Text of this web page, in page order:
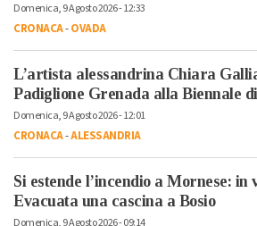
Domenica, 9 Agosto 2026 - 12:33
CRONACA-OVADA
L’artista alessandrina Chiara
Padiglione Grenada alla Biennale
Domenica, 9 Agosto 2026 - 12:01
CRONACA-ALESSANDRIA
Si estende l’incendio a Mornese: in
Evacuata una cascina a Bosio
Domenica, 9 Agosto 2026 - 09:14